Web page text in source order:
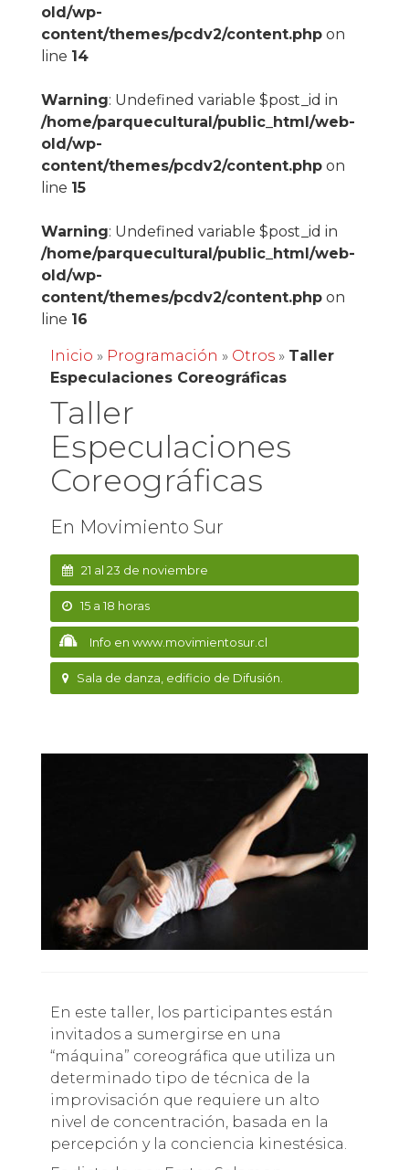
old/wp-
content/themes/pcdv2/content.phpon
line 14
Warning: Undefined variable $post_id in
/home/parquecultural/public_html/web-
old/wp-
content/themes/pcdv2/content.phpon
line 15
Warning: Undefined variable $post_id in
/home/parquecultural/public_html/web-
old/wp-
content/themes/pcdv2/content.phpon
line 16
Inicio » Programación » Otros» Taller
Especulaciones Coreográficas
Taller
Especulaciones
Coreográficas
En Movimiento Sur
21 al 23 de noviembre
15 a 18 horas
Info en www.movimientosur.cl
Sala de danza, edificio de Difusión.
En este taller, los participantes están
invitados a sumergirse en una
“máquina” coreográfica que utiliza un
determinado tipo de técnica de la
improvisación que requiere un alto
nivel de concentración, basada en la
percepción y la conciencia kinestésica.